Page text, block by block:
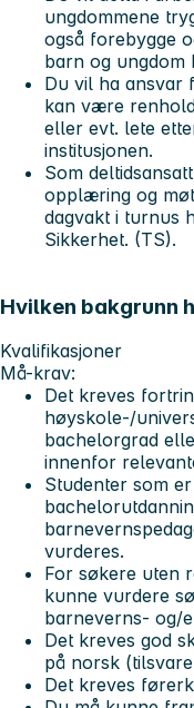
ungdommene
også forebygge
barn og ungdom
Du vil ha ansvar
kan være
eller evt. lete
Som
opplæring og
dagvakt i turnus
Sikkerhet. (TS).
Hvilken bakgrunn
Kvalifikasjoner
Må-krav:
Det kreves
høyskole-/
bachelorgrad
innenfor
Studenter som
vurderes.
For søkere uten
kunne vurdere
barneverns- og/
Det kreves god
på norsk
Det kreves